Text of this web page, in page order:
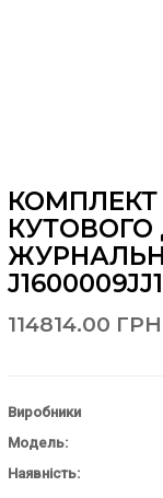
КОМПЛЕКТ
114814.00 ГРН
Виробники
Модель:
Наявність: